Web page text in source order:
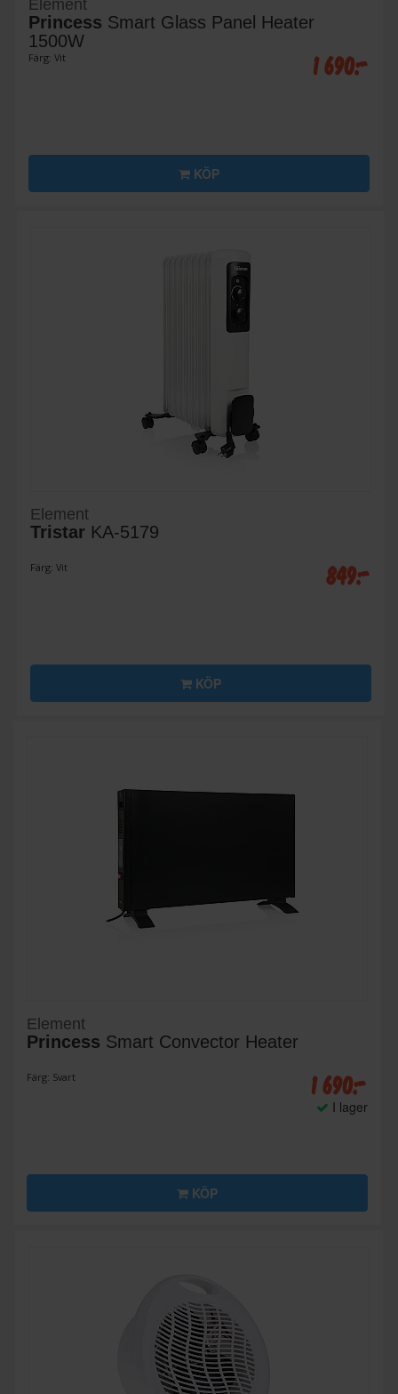
Element
Princess Smart Glass Panel Heater
1500W
Färg: Vit 1 690:-
KÖP
Element
Tristar KA-5179
Färg: Vit 849:-
KÖP
Element
Princess Smart Convector Heater
Färg: Svart 1 690:-
I lager
KÖP